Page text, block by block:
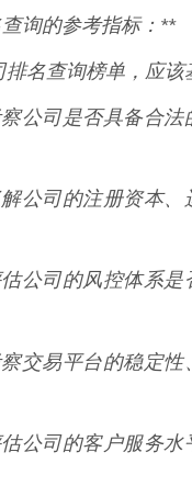
询的参考指标：**
名查询榜单，应
公司是否具备合
公司的注册资本
公司的风控体系
交易平台的稳定性
公司的客户服务